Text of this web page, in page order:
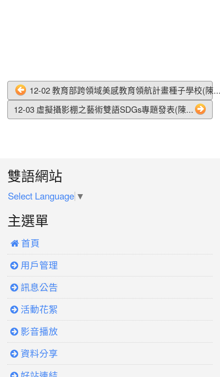
12-02 教育部跨領域美感教育領航計畫種子學校(陳
12-03 虛擬攝影棚之藝術雙語SDGs專題發表(陳...
雙語網站
Select Language ▼
主選單
 首頁
用戶管理
訊息公告
活動花絮
影音播放
資料分享